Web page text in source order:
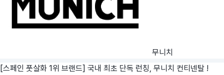
무니치
[스페인 풋살화 1위 브랜드] 국내 최초 단독 런칭, 무니치 컨티넨탈 !